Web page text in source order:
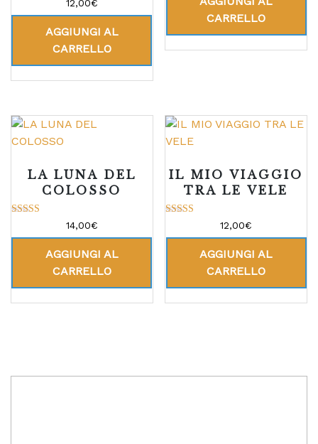
su 5
12,00€
AGGIUNGI AL
CARRELLO
CARRELLO
LA LUNA DEL
COLOSSO
su 5
14,00€
AGGIUNGI AL
CARRELLO
IL MIO VIAGGIO
TRA LE VELE
su 5
12,00€
AGGIUNGI AL
CARRELLO